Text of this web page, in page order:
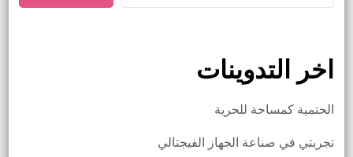
اخر التدوينات
الحتمية كمساحة للحرية
تجربتي في صناعة الجهاز الفيجتالي